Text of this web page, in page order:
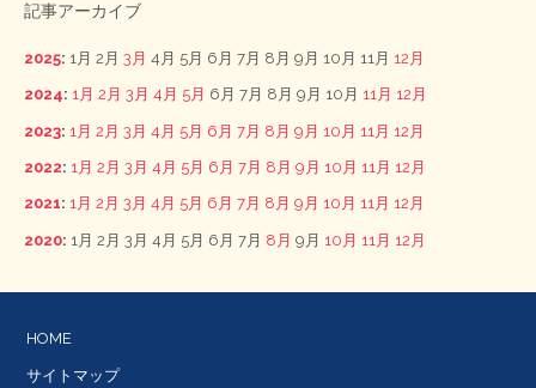
記事アーカイブ
2025: 1月 2月 3月 4月 5月 6月 7月 8月 9月 10月 11月 12月
2024: 1月 2月 3月 4月 5月 6月 7月 8月 9月 10月 11月 12月
2023: 1月 2月 3月 4月 5月 6月 7月 8月 9月 10月 11月 12月
2022: 1月 2月 3月 4月 5月 6月 7月 8月 9月 10月 11月 12月
2021: 1月 2月 3月 4月 5月 6月 7月 8月 9月 10月 11月 12月
2020: 1月 2月 3月 4月 5月 6月 7月 8月 9月 10月 11月 12月
HOME
サイトマップ